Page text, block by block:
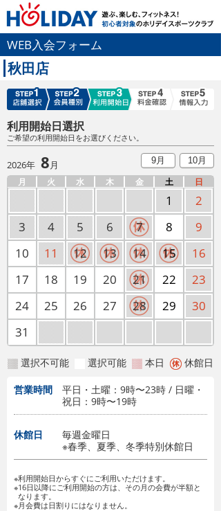
WEB入会フォーム
秋田店
利用開始日選択
ご希望の利用開始日をお選びください。
2026年 8月 9月 10月
月 火 水 木 金 土 日
1
2
3
4 5 6 7 8
9
10
11 12 13 14 15
16
17
18 19 20 21 22
23
24
25 26 27 28 29
30
31
選択不可能 選択可能 本日 休館日
営業時間
平日・土曜：9時〜23時 / 日曜・
祝日：9時〜19時
休館日
毎週金曜日
※春季、夏季、冬季特別休館日
※利用開始日からすぐにご利用いただけます。
※16日以降にご利用開始の方は、その月の会費が半額と
なります。
※月会費は日割りにはなりません。